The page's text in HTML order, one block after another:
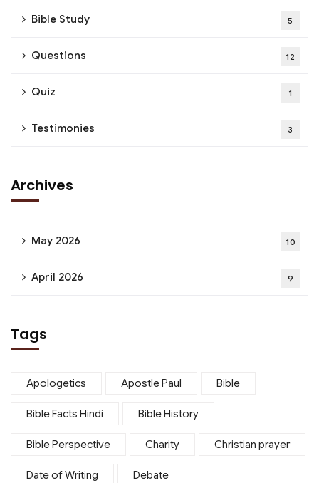
Bible Study 5
Questions 12
Quiz 1
Testimonies 3
Archives
May 2026 10
April 2026 9
Tags
Apologetics Apostle Paul Bible
Bible Facts Hindi Bible History
Bible Perspective Charity Christian prayer
Date of Writing Debate